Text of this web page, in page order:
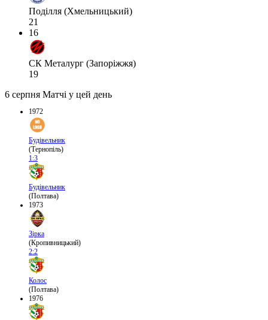
Поділля (Хмельницький)
21
16
СК Металург (Запоріжжя)
19
6 серпня Матчі у цей день
1972
Будівельник
(Тернопіль)
1:3
Будівельник
(Полтава)
1973
Зірка
(Кропивницький)
2:2
Колос
(Полтава)
1976